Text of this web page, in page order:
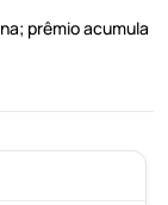
prêmio acumula